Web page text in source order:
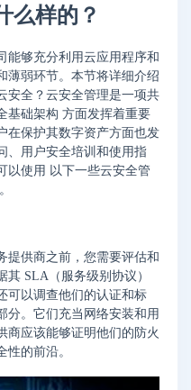
么样的？
能够充分利用云应用程序和
薄弱环节。本节将详细介绍
安全？云安全管理是一项共
基础架构 方面发挥着重要
在保护其数字资产方面也发
、用户安全培训和使用指
以使用 以下一些云安全管
提供商之前，您需要评估和
SLA（服务级别协议）
可以调查他们的认证和标
分。它们充当网络安装和用
商应该能够证明他们的防火
的前沿。